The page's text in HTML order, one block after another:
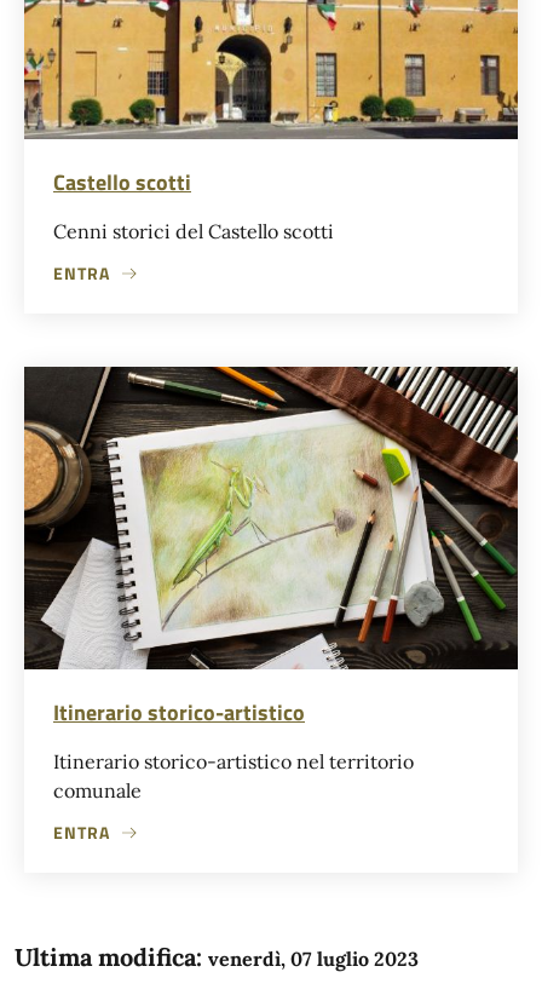
Castello scotti
Cenni storici del Castello scotti
ENTRA
Itinerario storico-artistico
Itinerario storico-artistico nel territorio
comunale
ENTRA
Ultima modifica: venerdì, 07 luglio 2023